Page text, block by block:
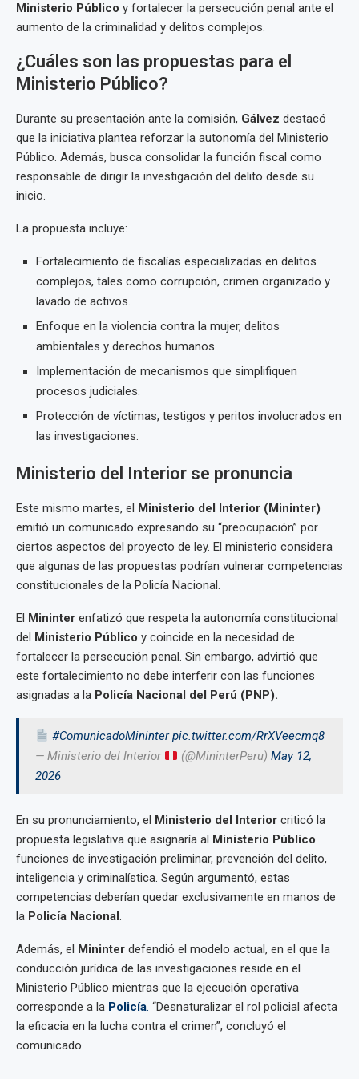
Ministerio Público y fortalecer la persecución penal ante el
aumento de la criminalidad y delitos complejos.
¿Cuáles son las propuestas para el
Ministerio Público?
Durante su presentación ante la comisión, Gálvez destacó
que la iniciativa plantea reforzar la autonomía del Ministerio
Público. Además, busca consolidar la función fiscal como
responsable de dirigir la investigación del delito desde su
inicio.
La propuesta incluye:
Fortalecimiento de fiscalías especializadas en delitos
complejos, tales como corrupción, crimen organizado y
lavado de activos.
Enfoque en la violencia contra la mujer, delitos
ambientales y derechos humanos.
Implementación de mecanismos que simplifiquen
procesos judiciales.
Protección de víctimas, testigos y peritos involucrados en
las investigaciones.
Ministerio del Interior se pronuncia
Este mismo martes, el Ministerio del Interior (Mininter)
emitió un comunicado expresando su “preocupación” por
ciertos aspectos del proyecto de ley. El ministerio considera
que algunas de las propuestas podrían vulnerar competencias
constitucionales de la Policía Nacional.
El Mininter enfatizó que respeta la autonomía constitucional
del Ministerio Público y coincide en la necesidad de
fortalecer la persecución penal. Sin embargo, advirtió que
este fortalecimiento no debe interferir con las funciones
asignadas a la Policía Nacional del Perú (PNP).
#ComunicadoMininter pic.twitter.com/RrXVeecmq8
— Ministerio del Interior
(@MininterPeru)May 12,
2026
En su pronunciamiento, el Ministerio del Interior criticó la
propuesta legislativa que asignaría al Ministerio Público
funciones de investigación preliminar, prevención del delito,
inteligencia y criminalística. Según argumentó, estas
competencias deberían quedar exclusivamente en manos de
la Policía Nacional.
Además, el Mininter defendió el modelo actual, en el que la
conducción jurídica de las investigaciones reside en el
Ministerio Público mientras que la ejecución operativa
corresponde a la Policía. “Desnaturalizar el rol policial afecta
la eficacia en la lucha contra el crimen”, concluyó el
comunicado.